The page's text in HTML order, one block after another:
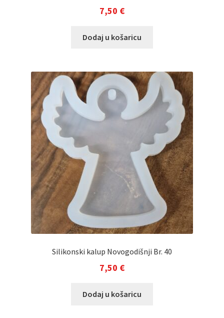
7,50 €
Dodaj u košaricu
Silikonski kalup Novogodišnji Br. 40
7,50 €
Dodaj u košaricu